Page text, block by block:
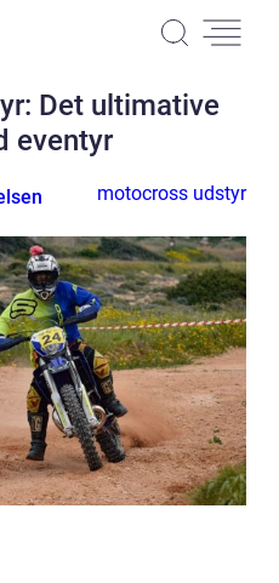
Det ultimative
eventyr
motocross udstyr